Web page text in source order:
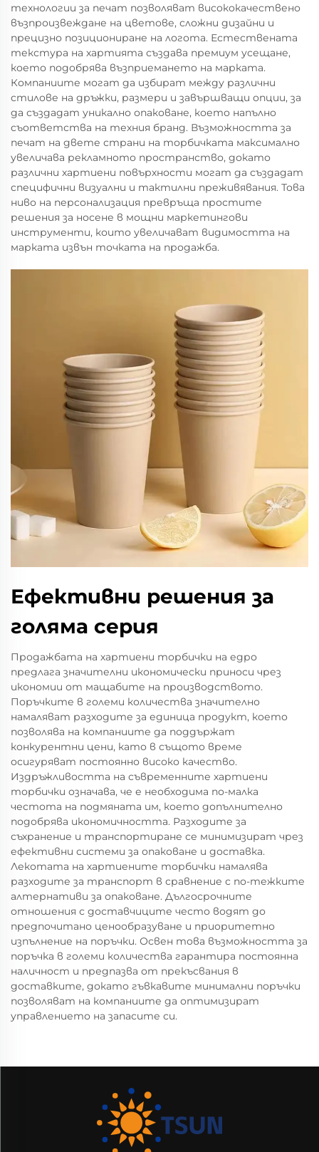
технологии за печат позволяват висококачествено
възпроизвеждане на цветове, сложни дизайни и
прецизно позициониране на логота. Естествената
текстура на хартията създава премиум усещане,
което подобрява възприемането на марката.
Компаниите могат да избират между различни
стилове на дръжки, размери и завършващи опции, за
да създадат уникално опаковане, което напълно
съответства на техния бранд. Възможността за
печат на двете страни на торбичката максимално
увеличава рекламното пространство, докато
различни хартиени повърхности могат да създадат
специфични визуални и тактилни преживявания. Това
ниво на персонализация превръща простите
решения за носене в мощни маркетингови
инструменти, които увеличават видимостта на
марката извън точката на продажба.
Ефективни решения за
голяма серия
Продажбата на хартиени торбички на едро
предлага значителни икономически приноси чрез
икономии от мащабите на производството.
Поръчките в големи количества значително
намаляват разходите за единица продукт, което
позволява на компаниите да поддържат
конкурентни цени, като в същото време
осигуряват постоянно високо качество.
Издръжливостта на съвременните хартиени
торбички означава, че е необходима по-малка
честота на подмяната им, което допълнително
подобрява икономичността. Разходите за
съхранение и транспортиране се минимизират чрез
ефективни системи за опаковане и доставка.
Лекотата на хартиените торбички намалява
разходите за транспорт в сравнение с по-тежките
алтернативи за опаковане. Дългосрочните
отношения с доставчиците често водят до
предпочитано ценообразуване и приоритетно
изпълнение на поръчки. Освен това възможността за
поръчка в големи количества гарантира постоянна
наличност и предпазва от прекъсвания в
доставките, докато гъвкавите минимални поръчки
позволяват на компаниите да оптимизират
управлението на запасите си.